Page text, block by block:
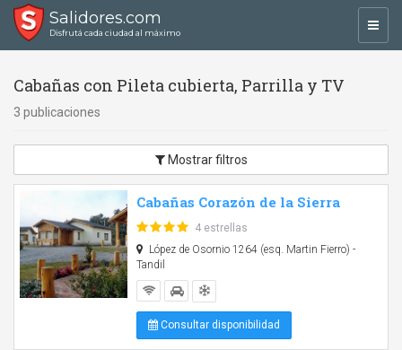
Salidores.com
Disfrutá cada ciudad al máximo
Cabañas con Pileta cubierta, Parrilla y TV
3 publicaciones
Mostrar filtros
Cabañas Corazón de la Sierra
4 estrellas
López de Osornio 1264 (esq. Martin Fierro) -
Tandil
Consultar disponibilidad